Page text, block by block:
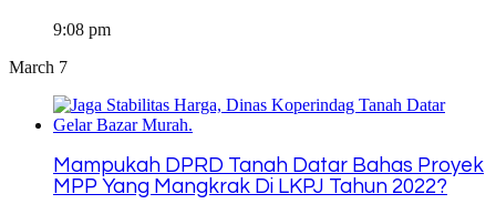
9:08 pm
March 7
Mampukah DPRD Tanah Datar Bahas Proyek
MPP Yang Mangkrak Di LKPJ Tahun 2022?